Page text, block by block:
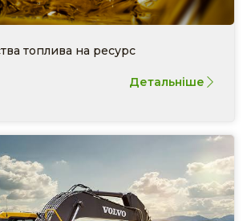
топлива на ресурс
Детальніше